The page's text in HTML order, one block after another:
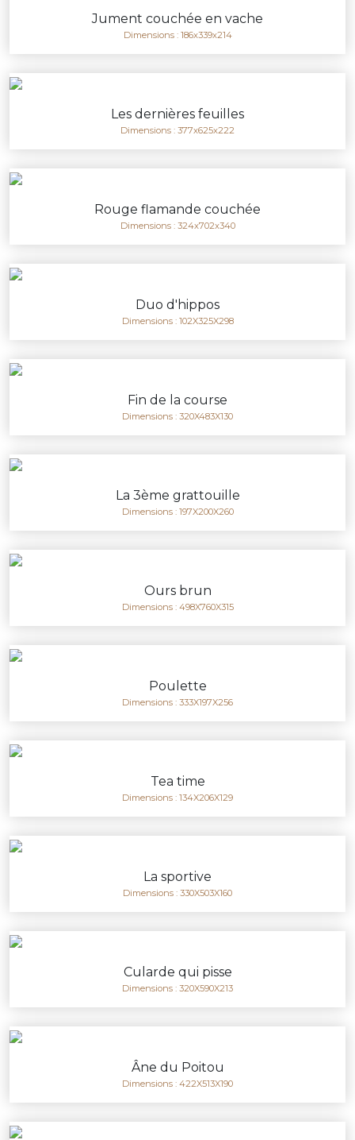
Jument couchée en vache
Dimensions : 186x339x214
Les dernières feuilles
Dimensions : 377x625x222
Rouge flamande couchée
Dimensions : 324x702x340
Duo d'hippos
Dimensions : 102X325X298
Fin de la course
Dimensions : 320X483X130
La 3ème grattouille
Dimensions : 197X200X260
Ours brun
Dimensions : 498X760X315
Poulette
Dimensions : 333X197X256
Tea time
Dimensions : 134X206X129
La sportive
Dimensions : 330X503X160
Cularde qui pisse
Dimensions : 320X590X213
Âne du Poitou
Dimensions : 422X513X190